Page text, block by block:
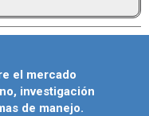
el mercado
investigación
de manejo.